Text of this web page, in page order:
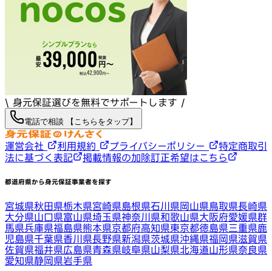
\ 身元保証選びを無料でサポートします /
電話で相談 【こちらをタップ】
運営会社 利用規約 プライバシーポリシー
特定商取引
法に基づく表記
掲載情報の加除訂正希望はこちら
都道府県から身元保証事業者を探す
宮城県秋田県栃木県宮崎県島根県石川県岡山県鳥取県長崎県
大分県山口県富山県埼玉県神奈川県和歌山県大阪府愛媛県群
馬県兵庫県福島県熊本県京都府高知県東京都徳島県三重県鹿
児島県千葉県香川県長野県新潟県茨城県沖縄県福岡県滋賀県
佐賀県福井県広島県青森県岐阜県山梨県北海道山形県奈良県
愛知県静岡県岩手県